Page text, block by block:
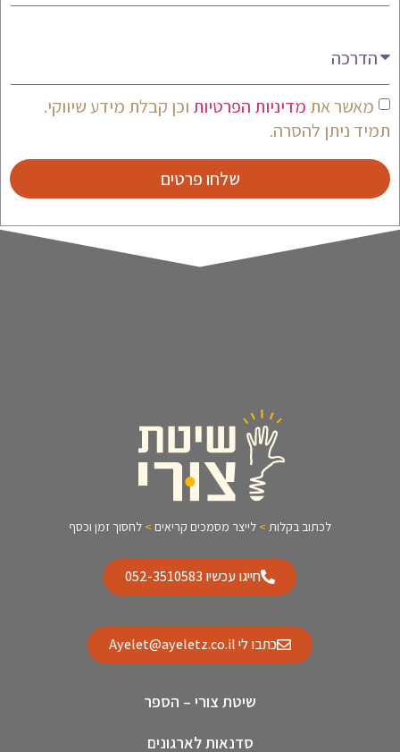
מאשר את מדיניות הפרטיות וכן קבלת מידע שיווקי.
תמיד ניתן להסרה.
שלחו פרטים
לכתוב בקלות > לייצר מסמכים קריאים > לחסוך זמן וכסף
חייגו עכשיו 052-3510583
כתבו לי Ayelet@ayeletz.co.il
שיטת צורי – הספר
סדנאות לארגונים